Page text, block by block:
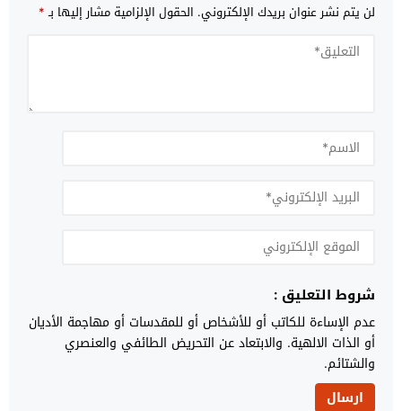
لن يتم نشر عنوان بريدك الإلكتروني. الحقول الإلزامية مشار إليها بـ*
شروط التعليق :
عدم الإساءة للكاتب أو للأشخاص أو للمقدسات أو مهاجمة الأديان
أو الذات الالهية. والابتعاد عن التحريض الطائفي والعنصري
والشتائم.